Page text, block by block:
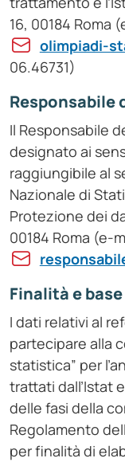
16, 00184 Roma
olimpiadi-
06.46731)
Responsabile
Il Responsabile
designato ai
raggiungibile al
Nazionale di
Protezione dei
00184 Roma (e-
Finalità e
I dati relativi al
partecipare alla
statistica” per
trattati dall’Istat
delle fasi della
Regolamento
per finalità di